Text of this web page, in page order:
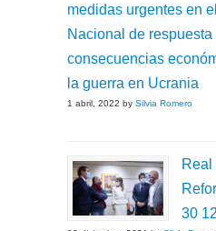
medidas urgentes en
Nacional de respuesta
consecuencias
la guerra en Ucrania
1 abril, 2022 by Silvia Romero
Real
30